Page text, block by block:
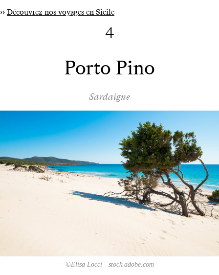
›› Découvrez nos voyages en Sicile
4
Porto Pino
Sardaigne
©Elisa Locci - stock.adobe.com